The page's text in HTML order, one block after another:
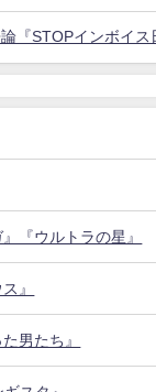
『STOPインボイス
『ウルトラの星』
』
男たち』